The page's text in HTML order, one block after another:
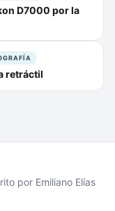
D7000 por la
retráctil
por Emiliano Elías